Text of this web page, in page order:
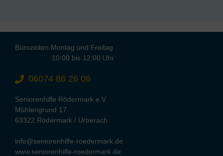
Bürozeiten Montag und Freitag
10:00 bis 12:00 Uhr
06074 86 26 06
Seniorenhilfe Rödermark e.V.
Mühlengrund 17
63322 Rödermark / Urberach
info@seniorenhilfe-roedermark.de
www.seniorenhilfe-roedermark.de